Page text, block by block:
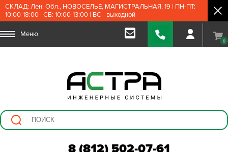
СКЛАД: Лен. Обл., НОВОСЕЛЬЕ, МАГИСТРАЛЬНАЯ, 19 | ПН-ПТ:
10:00-18:00 | СБ: 10:00-13:00 | ВС - выходной
Меню
0
8 (812) 502-07-61